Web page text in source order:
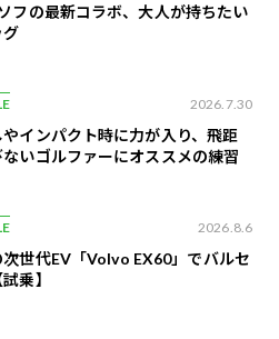
フの最新コラボ、大人が持ちたい
グ
2026.7.30
インパクト時に力が入り、飛距
いゴルファーにオススメの練習
2026.8.6
世代EV「Volvo EX60」でバルセ
乗】